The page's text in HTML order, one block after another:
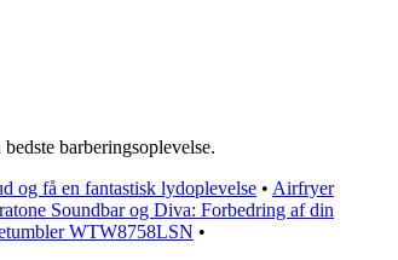
barberingsoplevelse.
og få en fantastisk lydoplevelse • Airfryer
Soundbar og Diva: Forbedring af din
WTW8758LSN •